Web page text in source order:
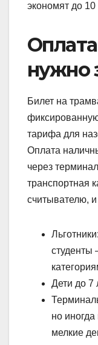
экономят до
нужно
Билет на
тарифа для
Оплата
через
транспортная
считывателю, и
студенты
Дети до 7
но
мелкие